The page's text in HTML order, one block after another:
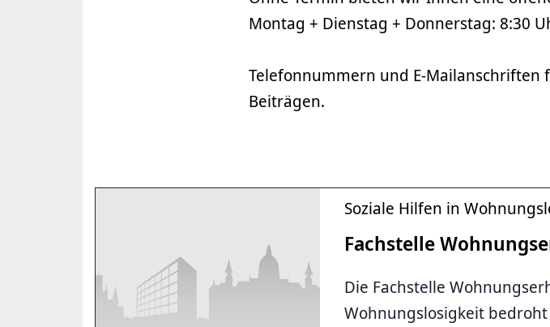
Montag + Dienstag + Donnerstag: 8:30
Telefonnummern und E-Mailanschriften
Beiträgen.
Soziale Hilfen in
Fachstelle
Die Fachstelle
Wohnungslosigkeit